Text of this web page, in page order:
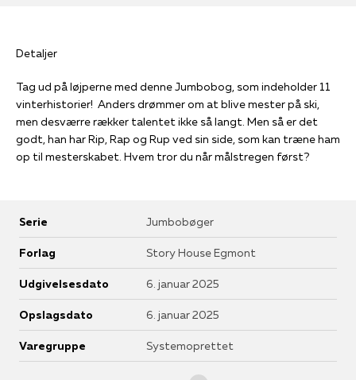
Detaljer
Tag ud på løjperne med denne Jumbobog, som indeholder 11
vinterhistorier! Anders drømmer om at blive mester på ski,
men desværre rækker talentet ikke så langt. Men så er det
godt, han har Rip, Rap og Rup ved sin side, som kan træne ham
op til mesterskabet. Hvem tror du når målstregen først?
Serie Jumbobøger
Forlag Story House Egmont
Udgivelsesdato 6. januar 2025
Opslagsdato 6. januar 2025
Varegruppe Systemoprettet